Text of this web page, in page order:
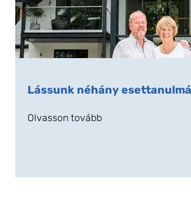
Lássunk néhány
Olvasson tovább